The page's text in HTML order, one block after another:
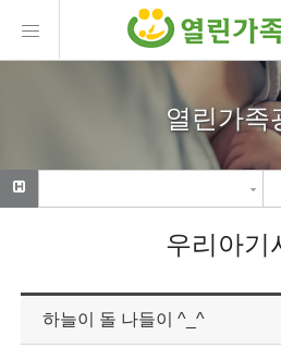
열린가족
우리아기
하늘이 돌 나들이 ^_^